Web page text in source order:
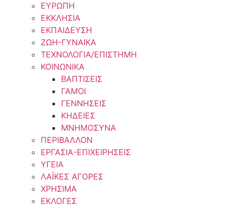
ΕΥΡΩΠΗ
ΕΚΚΛΗΣΙΑ
ΕΚΠΑΙΔΕΥΣΗ
ΖΩΗ-ΓΥΝΑΙΚΑ
ΤΕΧΝΟΛΟΓΙΑ/ΕΠΙΣΤΗΜΗ
ΚΟΙΝΩΝΙΚΑ
ΒΑΠΤΙΣΕΙΣ
ΓΑΜΟΙ
ΓΕΝΝΗΣΕΙΣ
ΚΗΔΕΙΕΣ
ΜΝΗΜΟΣΥΝΑ
ΠΕΡΙΒΑΛΛΟΝ
ΕΡΓΑΣΙΑ-ΕΠΙΧΕΙΡΗΣΕΙΣ
ΥΓΕΙΑ
ΛΑΪΚΕΣ ΑΓΟΡΕΣ
ΧΡΗΣΙΜΑ
ΕΚΛΟΓΕΣ